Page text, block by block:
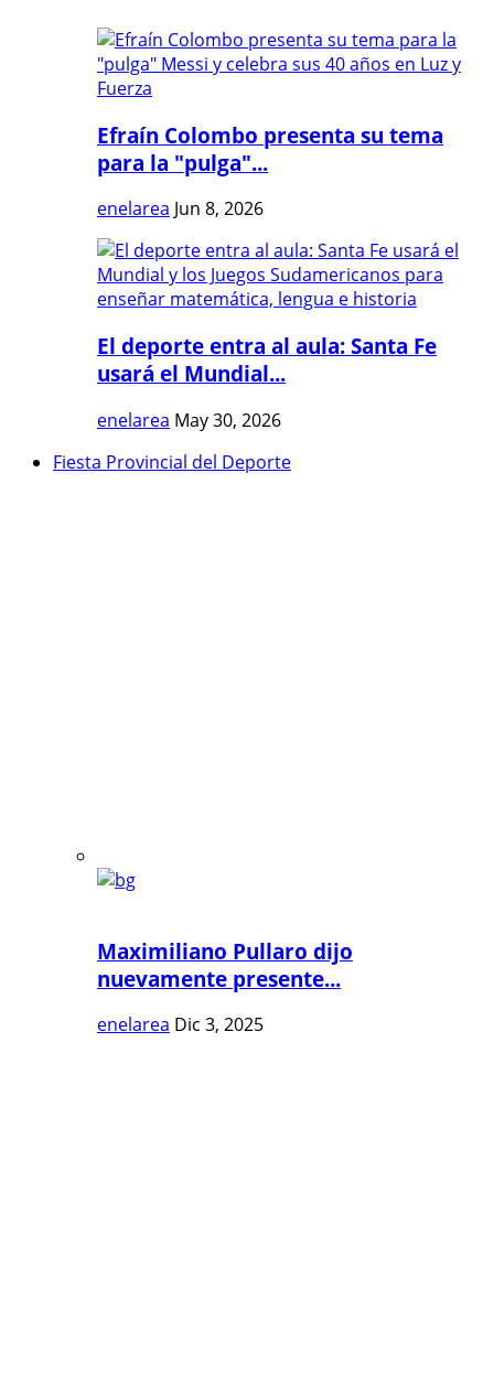
Efraín Colombo presenta su tema
para la "pulga"...
enelarea Jun 8, 2026
El deporte entra al aula: Santa Fe
usará el Mundial...
enelarea May 30, 2026
Fiesta Provincial del Deporte
Maximiliano Pullaro dijo
nuevamente presente...
enelarea Dic 3, 2025